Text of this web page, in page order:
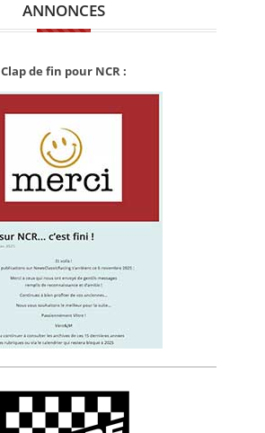
ANNONCES
Clap de fin pour NCR :